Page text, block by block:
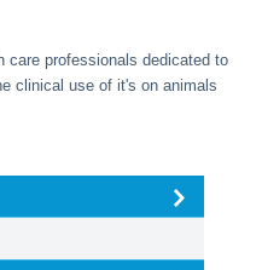
care professionals dedicated to
clinical use of it's on animals